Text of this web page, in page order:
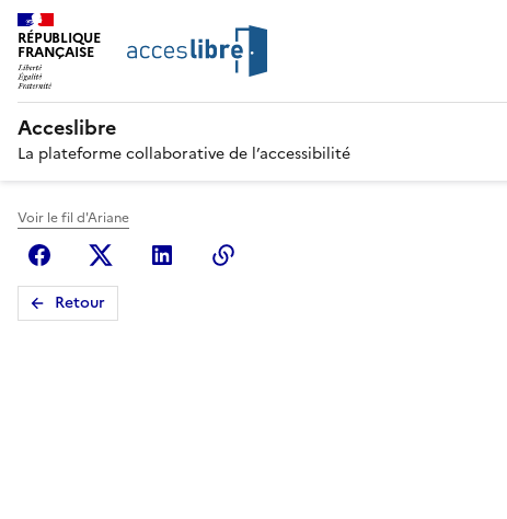
RÉPUBLIQUE
FRANÇAISE
Acceslibre
La plateforme collaborative de l’accessibilité
Voir le fil d'Ariane
FacebookX (anciennement Twitter)
Linkedin
Retour